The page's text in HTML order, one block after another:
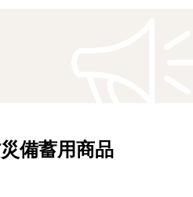
備蓄用商品